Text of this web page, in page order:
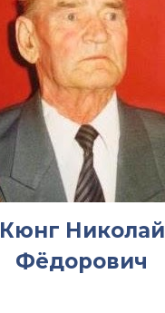
Кюнг Николай
Фёдорович